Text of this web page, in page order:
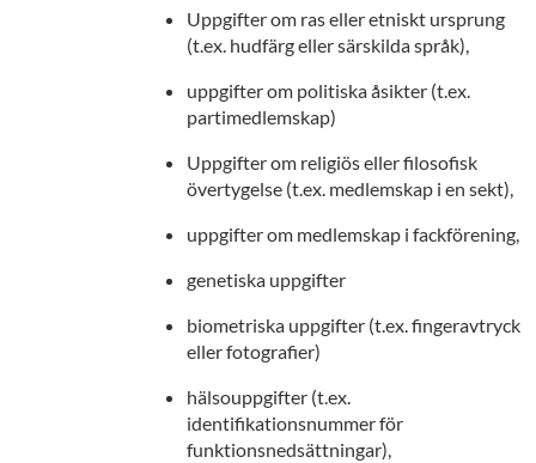
Uppgifter om ras eller etniskt ursprung
(t.ex. hudfärg eller särskilda språk),
uppgifter om politiska åsikter (t.ex.
partimedlemskap)
Uppgifter om religiös eller filosofisk
övertygelse (t.ex. medlemskap i en sekt),
uppgifter om medlemskap i fackförening,
genetiska uppgifter
biometriska uppgifter (t.ex. fingeravtryck
eller fotografier)
hälsouppgifter (t.ex.
identifikationsnummer för
funktionsnedsättningar),